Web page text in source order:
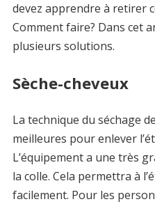
devez apprendre à retirer
Comment faire? Dans cet
plusieurs solutions.
Sèche-cheveux
La technique du séchage
meilleures pour enlever
L’équipement a une très
la colle. Cela permettra à
facilement. Pour les